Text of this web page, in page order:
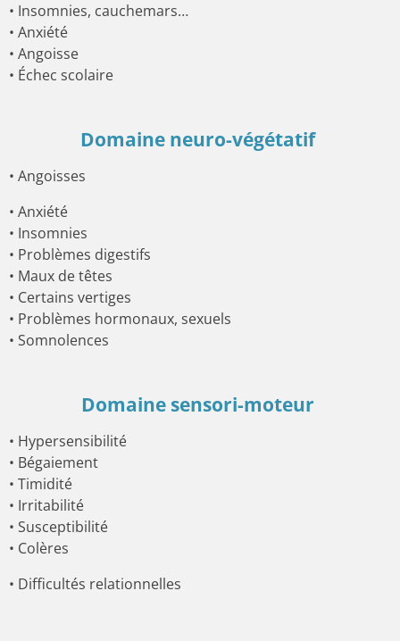
• Insomnies, cauchemars…
• Anxiété
• Angoisse
• Échec scolaire
Domaine neuro-végétatif
• Angoisses
• Anxiété
• Insomnies
• Problèmes digestifs
• Maux de têtes
• Certains vertiges
• Problèmes hormonaux, sexuels
• Somnolences
Domaine sensori-moteur
• Hypersensibilité
• Bégaiement
• Timidité
• Irritabilité
• Susceptibilité
• Colères
• Difficultés relationnelles